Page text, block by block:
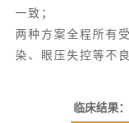
一致；
两种方案全程所有
染、
眼压失控等不
临床结果